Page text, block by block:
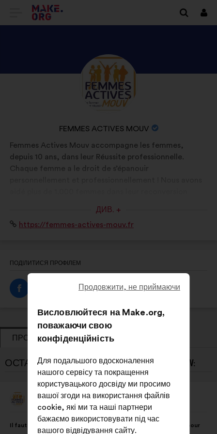
ПЕРЕЙТИ
ГОЛОВНУ
СТОРІНКУ
MAKE.ORGПЕРЕГЛЯНУТИ
ПРОФІЛЬ
FEMMES
ACTIVES
НАЗВА
FEMMES ACTIVES MOUV
Біографія:
Femmes Actives Mouv accompagne les femmes,
depuis 10 ans, dans leur Réussite professionnelle.
Chaque femme a le droit de s’épanouir
d’évolution de carrière qui ont transformé leur vie.
ДИВ. +
Вебсайт:
https://femmes-actives-mouv.fr
ПОДІЛИТИСЯ ПРОФІЛЕМ
ПРОПОЗИЦІЇ ГОЛОСУВАННЯ
ОСТАННІ ПРОПОЗИЦІЇ FEMMES ACTIVES MOUV:
ПропозиціяFemmes Actives Mouv
пропозиції:
Il faut que chaque femme puisse avoir un logement sécurisé pour
розподілом:
Продовжити, не приймаючи
Висловлюйтеся на Make.org,
поважаючи свою
конфіденційність
Для подальшого вдосконалення
нашого сервісу та покращення
користувацького досвіду ми просимо
вашої згоди на використання файлів
cookie, які ми та наші партнери
бажаємо використовувати під час
вашого відвідування сайту.